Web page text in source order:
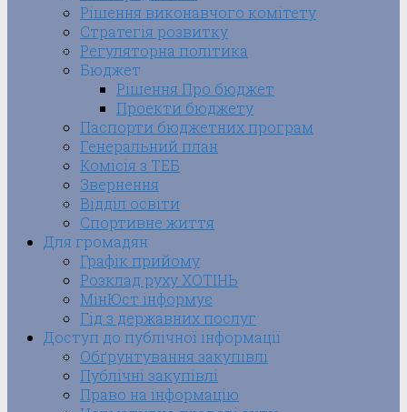
Рішення виконавчого комітету
Стратегія розвитку
Регуляторна політика
Бюджет
Рішення Про бюджет
Проекти бюджету
Паспорти бюджетних програм
Генеральний план
Комісія з ТЕБ
Звернення
Відділ освіти
Спортивне життя
Для громадян
Графік прийому
Розклад руху ХОТІНЬ
МінЮст інформує
Гід з державних послуг
Доступ до публічної інформації
Обґрунтування закупівлі
Публічні закупівлі
Право на інформацію